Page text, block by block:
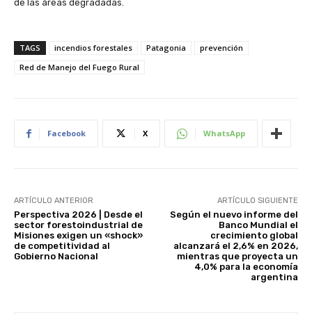
de las áreas degradadas.
TAGS incendios forestales Patagonia
prevención
Red de Manejo del Fuego Rural
Facebook X WhatsApp
ARTÍCULO ANTERIOR
Perspectiva 2026 | Desde el
sector forestoindustrial de
Misiones exigen un «shock»
de competitividad al
Gobierno Nacional
ARTÍCULO SIGUIENTE
Según el nuevo informe del
Banco Mundial el
crecimiento global
alcanzará el 2,6% en 2026,
mientras que proyecta un
4,0% para la economía
argentina